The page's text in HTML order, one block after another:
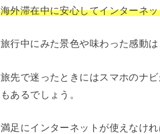
海外滞在中に安心してインターネ
旅行中にみた景色や味わった感動
旅先で迷ったときにはスマホのナ
もあるでしょう。
満足にインターネットが使えなけ